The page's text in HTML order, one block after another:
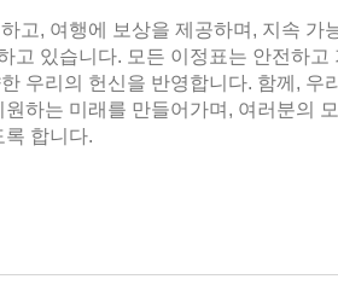
고, 여행에 보상을 제공하며, 지속 가
고 있습니다. 모든 이정표는 안전하고
우리의 헌신을 반영합니다. 함께, 우
하는 미래를 만들어가며, 여러분의 모
합니다.